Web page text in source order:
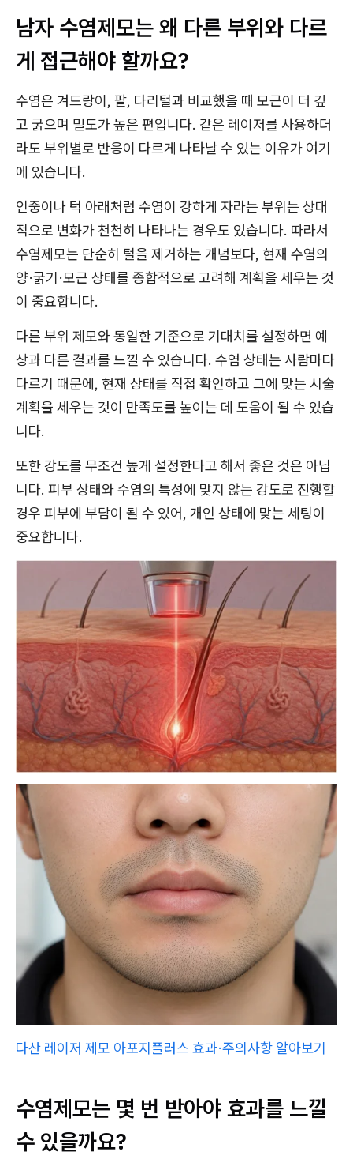
남자 수염제모는 왜 다른 부위와 다르
게 접근해야 할까요?
수염은 겨드랑이, 팔, 다리털과 비교했을 때 모근이 더 깊
고 굵으며 밀도가 높은 편입니다. 같은 레이저를 사용하더
라도 부위별로 반응이 다르게 나타날 수 있는 이유가 여기
에 있습니다.
인중이나 턱 아래처럼 수염이 강하게 자라는 부위는 상대
적으로 변화가 천천히 나타나는 경우도 있습니다. 따라서
수염제모는 단순히 털을 제거하는 개념보다, 현재 수염의
양·굵기·모근 상태를 종합적으로 고려해 계획을 세우는 것
이 중요합니다.
다른 부위 제모와 동일한 기준으로 기대치를 설정하면 예
상과 다른 결과를 느낄 수 있습니다. 수염 상태는 사람마다
다르기 때문에, 현재 상태를 직접 확인하고 그에 맞는 시술
계획을 세우는 것이 만족도를 높이는 데 도움이 될 수 있습
니다.
또한 강도를 무조건 높게 설정한다고 해서 좋은 것은 아닙
니다. 피부 상태와 수염의 특성에 맞지 않는 강도로 진행할
경우 피부에 부담이 될 수 있어, 개인 상태에 맞는 세팅이
중요합니다.
다산 레이저 제모 아포지플러스 효과·주의사항 알아보기
수염제모는 몇 번 받아야 효과를 느낄
수 있을까요?